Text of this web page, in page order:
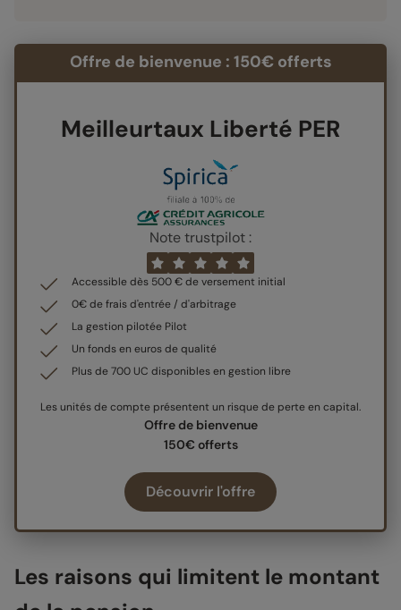
Offre de bienvenue : 150€ offerts
Meilleurtaux Liberté PER
Note trustpilot :
Accessible dès 500 € de versement initial
0€ de frais d'entrée / d'arbitrage
La gestion pilotée Pilot
Un fonds en euros de qualité
Plus de 700 UC disponibles en gestion libre
Les unités de compte présentent un risque de perte en capital.
Offre de bienvenue
150€ offerts
Découvrir l'offre
Les raisons qui limitent le montant